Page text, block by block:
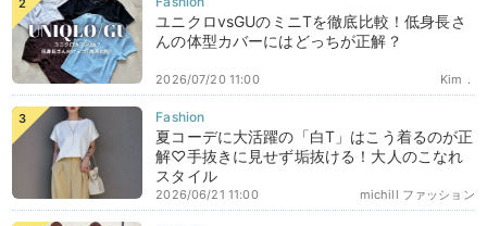
ユニクロvsGUのミニTを徹底比較！低身長さ
んの体型カバーにはどっちが正解？
Kim．
2026/07/20 11:00
夏コーデに大活躍の「白T」はこう着るのが正
解♡手抜きに見せず垢抜ける！大人のこなれ
スタイル
michill ファッション
2026/06/21 11:00